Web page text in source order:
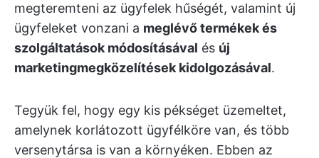
megteremteni az ügyfelek hűségét, valamint új
ügyfeleket vonzani a meglévő termékek és
szolgáltatások módosításával és új
marketingmegközelítések kidolgozásával.
Tegyük fel, hogy egy kis pékséget üzemeltet,
amelynek korlátozott ügyfélköre van, és több
versenytársa is van a környéken. Ebben az